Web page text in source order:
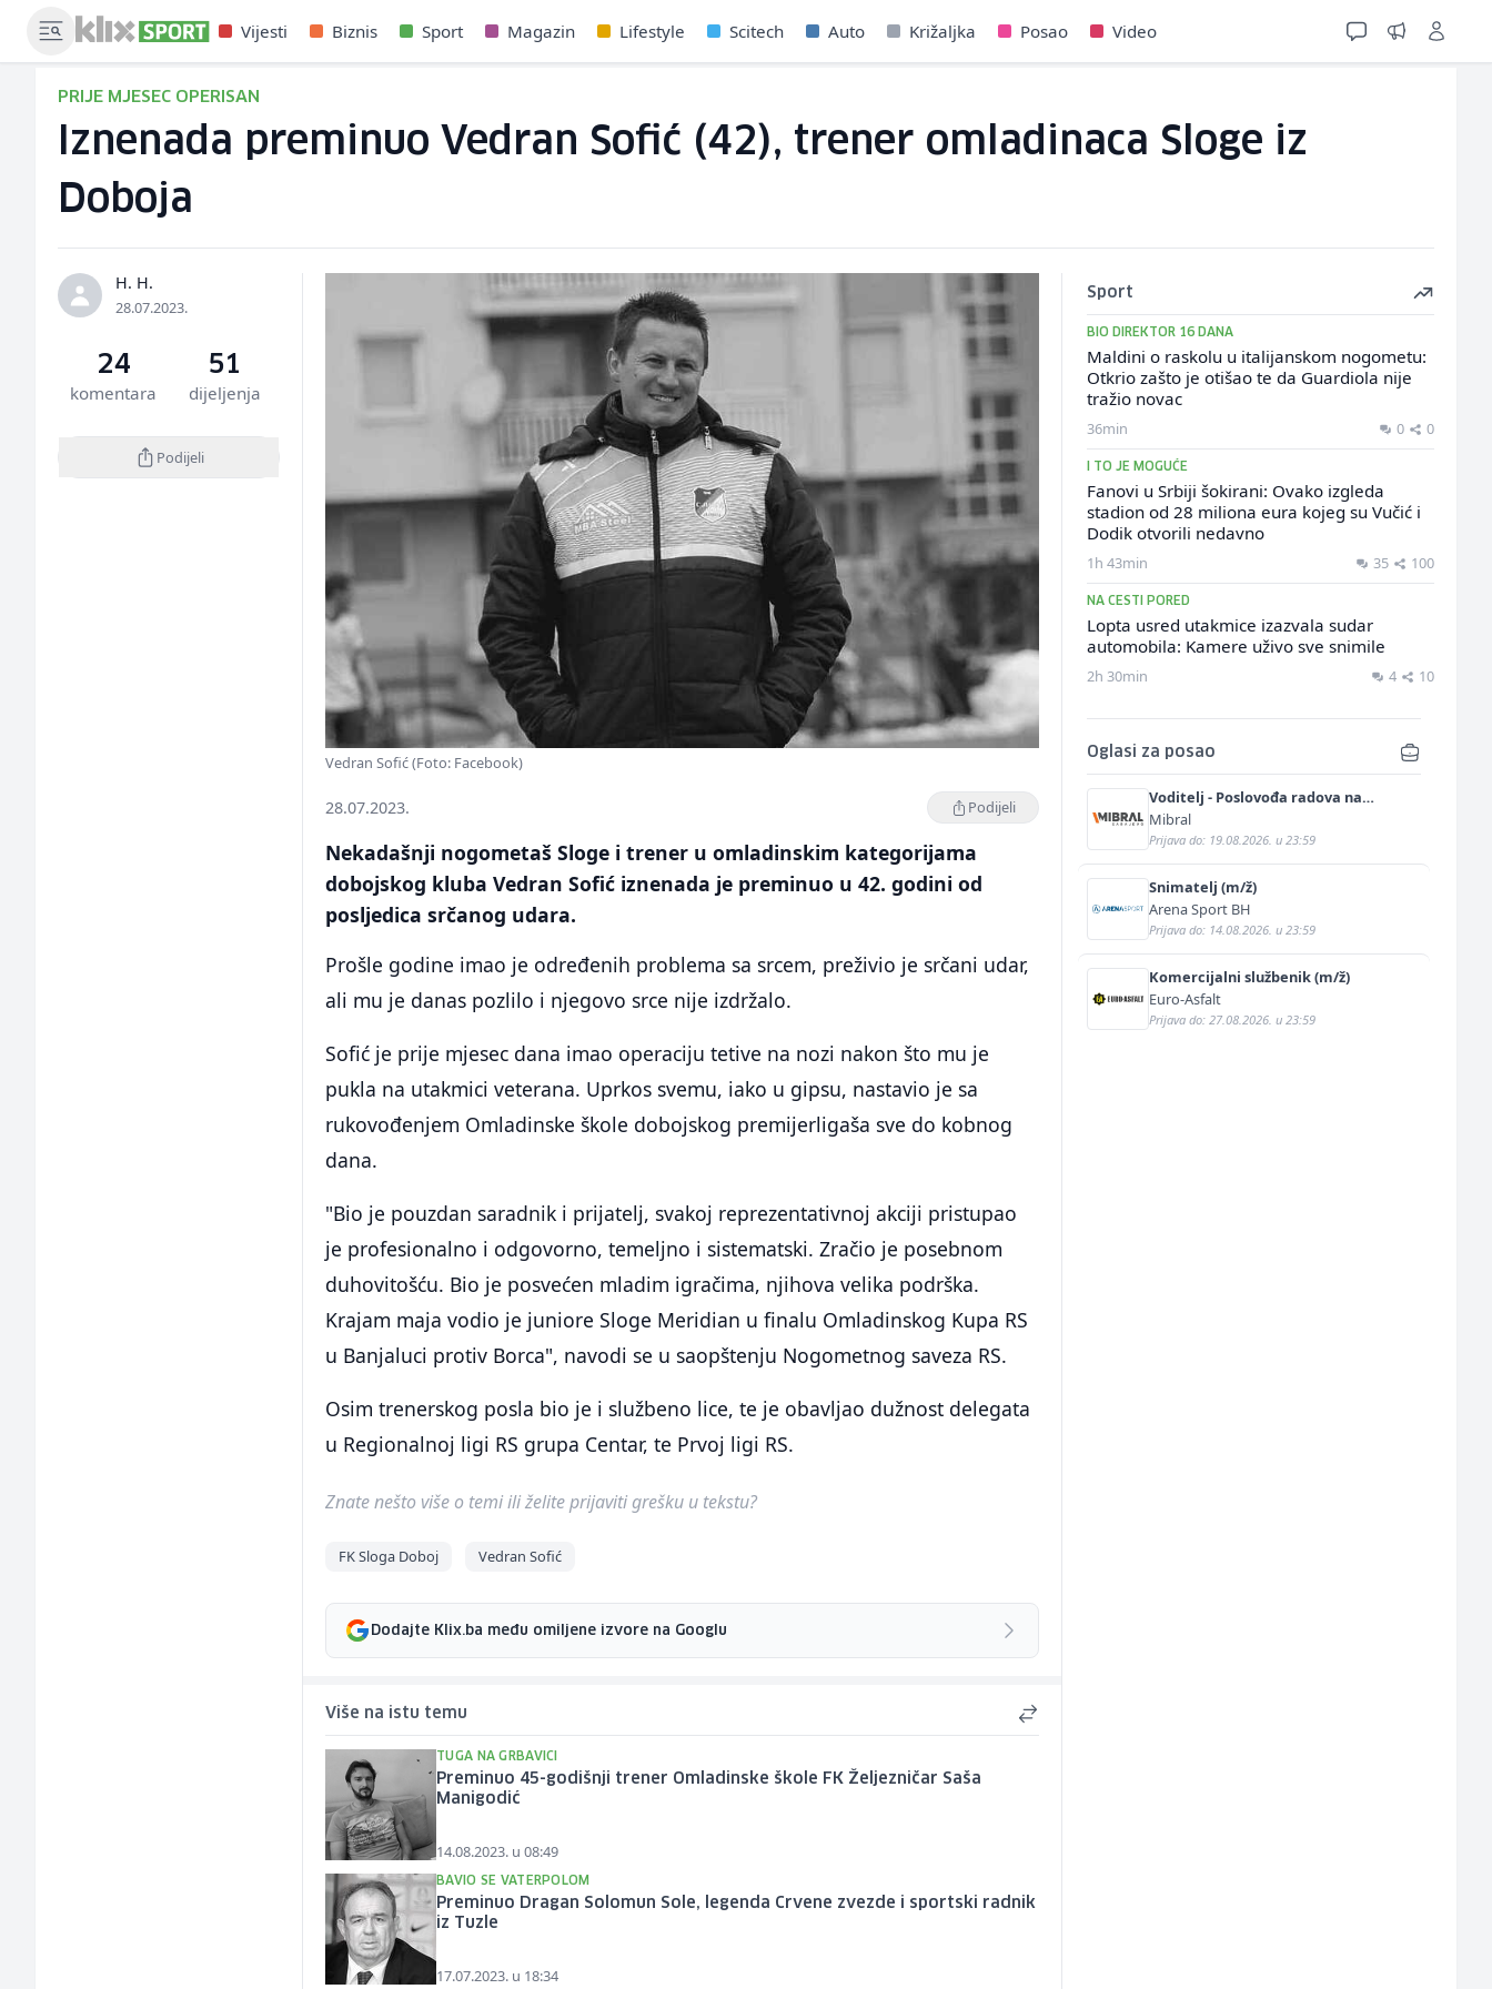
Vijesti Biznis Sport Magazin Lifestyle Scitech Auto Križaljka Posao Video
PRIJE MJESEC OPERISAN
Iznenada preminuo Vedran Sofić (42), trener omladinaca Sloge iz
Doboja
H. H.
28.07.2023.
24
komentara
51
dijeljenja
Podijeli
Vedran Sofić (Foto: Facebook)
28.07.2023. Podijeli
Nekadašnji nogometaš Sloge i trener u omladinskim kategorijama
dobojskog kluba Vedran Sofić iznenada je preminuo u 42. godini od
posljedica srčanog udara.
Prošle godine imao je određenih problema sa srcem, preživio je srčani udar,
ali mu je danas pozlilo i njegovo srce nije izdržalo.
Sofić je prije mjesec dana imao operaciju tetive na nozi nakon što mu je
pukla na utakmici veterana. Uprkos svemu, iako u gipsu, nastavio je sa
rukovođenjem Omladinske škole dobojskog premijerligaša sve do kobnog
dana.
"Bio je pouzdan saradnik i prijatelj, svakoj reprezentativnoj akciji pristupao
je profesionalno i odgovorno, temeljno i sistematski. Zračio je posebnom
duhovitošću. Bio je posvećen mladim igračima, njihova velika podrška.
Krajam maja vodio je juniore Sloge Meridian u finalu Omladinskog Kupa RS
u Banjaluci protiv Borca", navodi se u saopštenju Nogometnog saveza RS.
Osim trenerskog posla bio je i službeno lice, te je obavljao dužnost delegata
u Regionalnoj ligi RS grupa Centar, te Prvoj ligi RS.
Znate nešto više o temi ili želite prijaviti grešku u tekstu?
FK Sloga Doboj Vedran Sofić
Dodajte Klix.ba među omiljene izvore na Googlu
Više na istu temu
TUGA NA GRBAVICI
Preminuo 45-godišnji trener Omladinske škole FK Željezničar Saša
Manigodić
14.08.2023. u 08:49
BAVIO SE VATERPOLOM
Preminuo Dragan Solomun Sole, legenda Crvene zvezde i sportski radnik
iz Tuzle
17.07.2023. u 18:34
Sport
BIO DIREKTOR 16 DANA
Maldini o raskolu u italijanskom nogometu:
Otkrio zašto je otišao te da Guardiola nije
tražio novac
36min 0 0
I TO JE MOGUĆE
Fanovi u Srbiji šokirani: Ovako izgleda
stadion od 28 miliona eura kojeg su Vučić i
Dodik otvorili nedavno
1h 43min 35 100
NA CESTI PORED
Lopta usred utakmice izazvala sudar
automobila: Kamere uživo sve snimile
2h 30min 4 10
Oglasi za posao
Voditelj - Poslovođa radova na
gradilištu (m/ž)
Mibral
Prijava do: 19.08.2026. u 23:59
Snimatelj (m/ž)
Arena Sport BH
Prijava do: 14.08.2026. u 23:59
Komercijalni službenik (m/ž)
Euro-Asfalt
Prijava do: 27.08.2026. u 23:59